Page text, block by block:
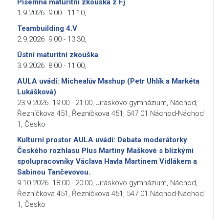
1.9.2026 9:00 - 11:10
Teambuilding 4.V
2.9.2026 9:00 - 13:30
Ústní maturitní zkouška
3.9.2026 8:00 - 11:00
AULA uvádí: Michealův Mashup (Petr Uhlík a Markéta
Lukášková)
23.9.2026 19:00 - 21:00 Jiráskovo gymnázium, Náchod,
Řezníčkova 451, Řezníčkova 451, 547 01 Náchod-Náchod
1, Česko
Kulturní prostor AULA uvádí: Debata moderátorky
Českého rozhlasu Plus Martiny Maškové s blízkými
spolupracovníky Václava Havla Martinem Vidlákem a
Sabinou Tančevovou.
9.10.2026 18:00 - 20:00 Jiráskovo gymnázium, Náchod,
Řezníčkova 451, Řezníčkova 451, 547 01 Náchod-Náchod
1, Česko